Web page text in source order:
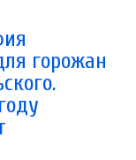
горожан